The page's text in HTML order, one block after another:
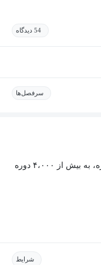
54 دیدگاه
سرفصل‌ها
با خرید اشتراک مکتب‌پلاس، علاوه بر این دوره، به بیش از ۴،۰۰۰ دوره
شرایط